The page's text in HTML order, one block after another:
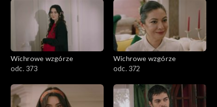
Wichrowe wzgórze
odc. 373
Wichrowe wzgórze
odc. 372